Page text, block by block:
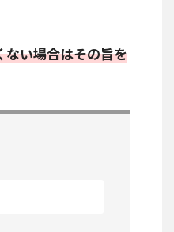
ない場合はその旨を